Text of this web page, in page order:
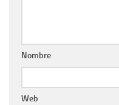
Nombre
Web